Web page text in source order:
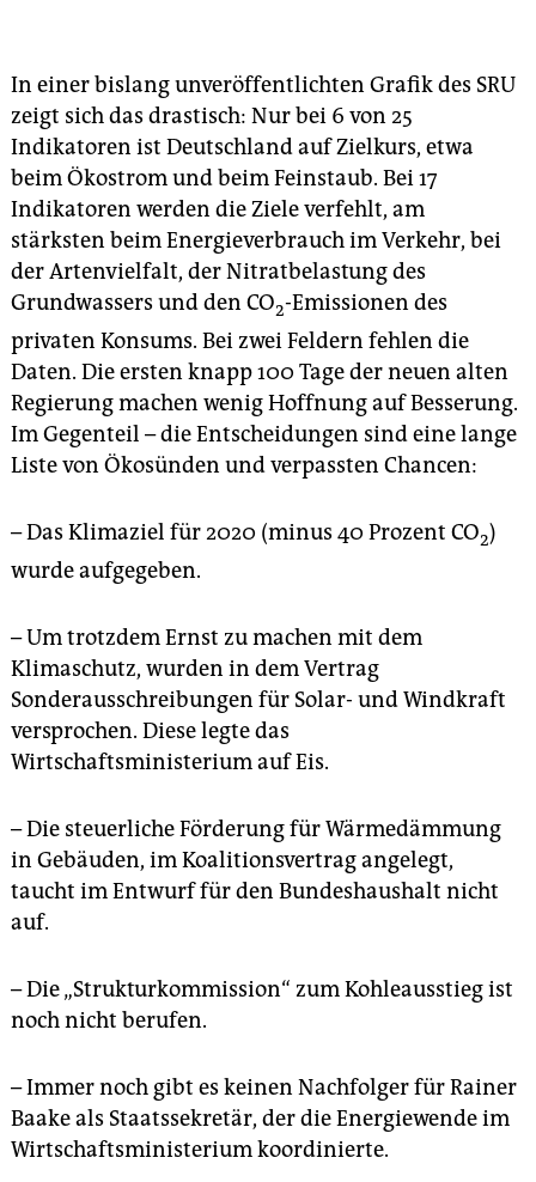
Sozialverbänden, Umweltgruppen, Gewerkschaften,
Landwirtschaft, Wissenschaft und Kirchen. Sie sind
unabhängig und beraten die Regierung bei Fragen
der wirtschaftlichen, sozialen und ökologischen
Entwicklung und der Entwicklungszusammenarbeit.
Der Rat soll auch in der Bevölkerung für das Konzept
der Nachhaltigkeit werben. Vorsitzende ist Marlehn
Thieme von der Bank für Kirche und Diakonie,
Vizechef Olaf Tschimpke vom Naturschutzbund Nabu.
Die Regierung beschließt alle vier
Jahre auf Vorschlag des Rats eine
„Nachhaltigkeitsstra­tegie“. 2016 wurden darin die 17
glo­balen Ziele der UNO (u. a. Armutsbekämpfung,
Bildung, Klimaschutz, Sicherheit) für Deutschland
umgesetzt. Der Rat veröffentlicht eigene
Forderungen, etwa zur Agrarpolitik oder dem
In einer bislang unveröffentlichten Grafik des SRU
zeigt sich das drastisch: Nur bei 6 von 25
Indikatoren ist Deutschland auf Zielkurs, etwa
beim Ökostrom und beim Feinstaub. Bei 17
Indikatoren werden die Ziele verfehlt, am
stärksten beim Energieverbrauch im Verkehr, bei
der Artenvielfalt, der Nitratbelastung des
Grundwassers und den CO2-Emissionen des
privaten Konsums. Bei zwei Feldern fehlen die
Daten. Die ersten knapp 100 Tage der neuen alten
Regierung machen wenig Hoffnung auf Besserung.
Im Gegenteil – die Entscheidungen sind eine lange
Liste von Ökosünden und verpassten Chancen:
– Das Klimaziel für 2020 (minus 40 Prozent CO2)
wurde aufgegeben.
– Um trotzdem Ernst zu machen mit dem
Klimaschutz, wurden in dem Vertrag
Sonderausschreibungen für Solar- und Windkraft
versprochen. Diese legte das
Wirtschaftsministerium auf Eis.
– Die steuerliche Förderung für Wärmedämmung
in Gebäuden, im Koalitionsvertrag angelegt,
taucht im Entwurf für den Bundeshaushalt nicht
auf.
– Die „Strukturkommission“ zum Kohleausstieg ist
noch nicht berufen.
– Immer noch gibt es keinen Nachfolger für Rainer
Baake als Staatssekretär, der die Energiewende im
Wirtschaftsministerium koordinierte.